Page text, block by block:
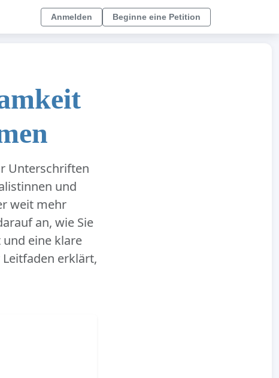
Anmelden Beginne eine Petition
Unterschriften
und
weit mehr
an, wie Sie
eine klare
erklärt,